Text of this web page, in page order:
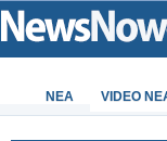
ΝΕΑ VIDEO